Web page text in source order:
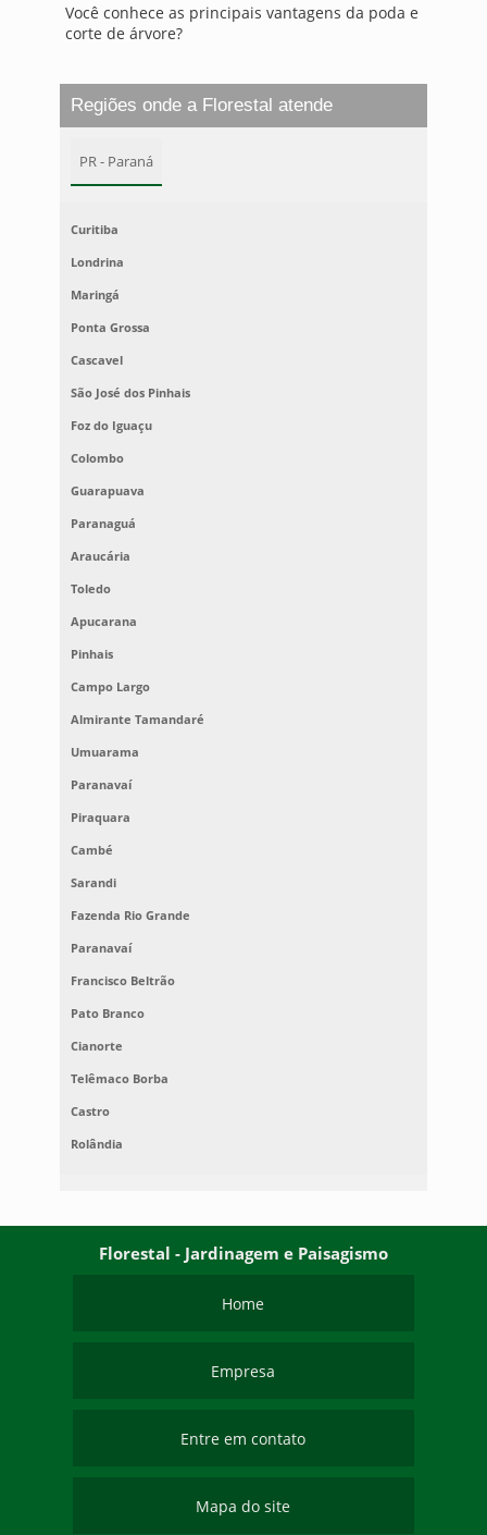
Você conhece as principais vantagens da poda e
corte de árvore?
Regiões onde a Florestal atende
PR - Paraná
Curitiba
Londrina
Maringá
Ponta Grossa
Cascavel
São José dos Pinhais
Foz do Iguaçu
Colombo
Guarapuava
Paranaguá
Araucária
Toledo
Apucarana
Pinhais
Campo Largo
Almirante Tamandaré
Umuarama
Paranavaí
Piraquara
Cambé
Sarandi
Fazenda Rio Grande
Paranavaí
Francisco Beltrão
Pato Branco
Cianorte
Telêmaco Borba
Castro
Rolândia
Florestal - Jardinagem e Paisagismo
Home
Empresa
Entre em contato
Mapa do site